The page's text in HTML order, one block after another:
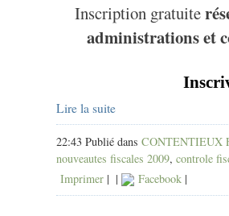
Inscription gratuite
administrations et
Lire la suite
22:43 Publié dans CONTENTIEUX
nouveautes fiscales 2009, controle
Imprimer | | Facebook |